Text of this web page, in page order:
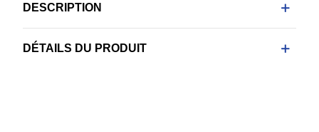
DESCRIPTION
DÉTAILS DU PRODUIT